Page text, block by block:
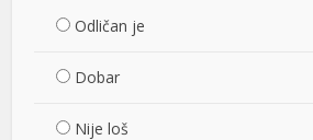
Odličan je
Dobar
Nije loš